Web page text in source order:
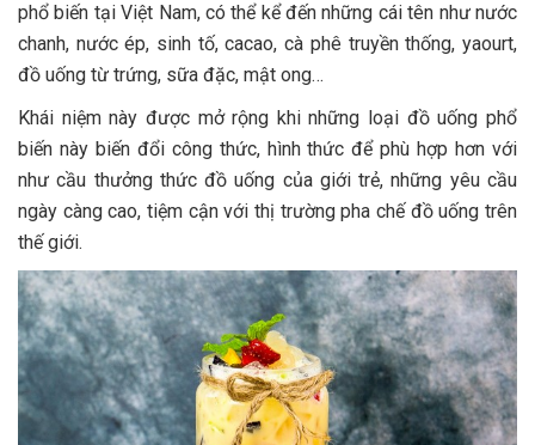
phổ biến tại Việt Nam, có thể kể đến những cái tên như nước
chanh, nước ép, sinh tố, cacao, cà phê truyền thống, yaourt,
đồ uống từ trứng, sữa đặc, mật ong…
Khái niệm này được mở rộng khi những loại đồ uống phổ
biến này biến đổi công thức, hình thức để phù hợp hơn với
như cầu thưởng thức đồ uống của giới trẻ, những yêu cầu
ngày càng cao, tiệm cận với thị trường pha chế đồ uống trên
thế giới.